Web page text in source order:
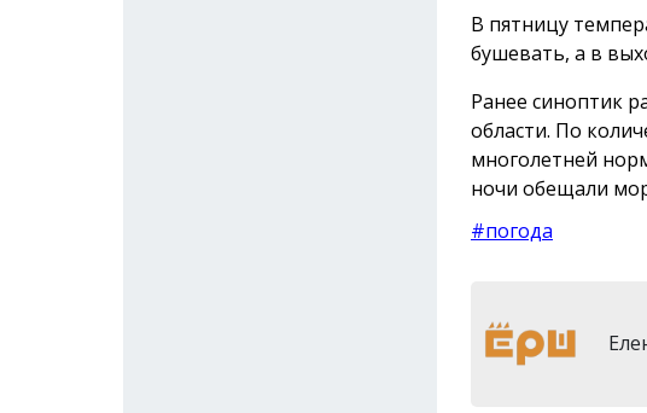
В пятницу
бушевать, а в
Ранее синоптик
области. По
многолетней
ночи обещали
#погода